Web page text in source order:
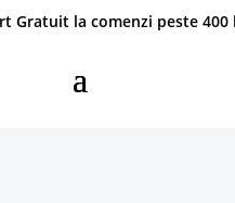
Gratuit la comenzi peste 400